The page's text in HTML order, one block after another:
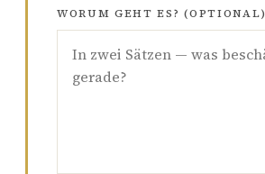
WORUM GEHT ES? (OPTIONAL)